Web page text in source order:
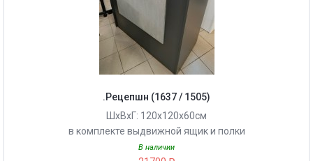
.Рецепшн (1637 / 1505)
ШхВхГ: 120х120х60см
в комплекте выдвижной ящик и полки
В наличии